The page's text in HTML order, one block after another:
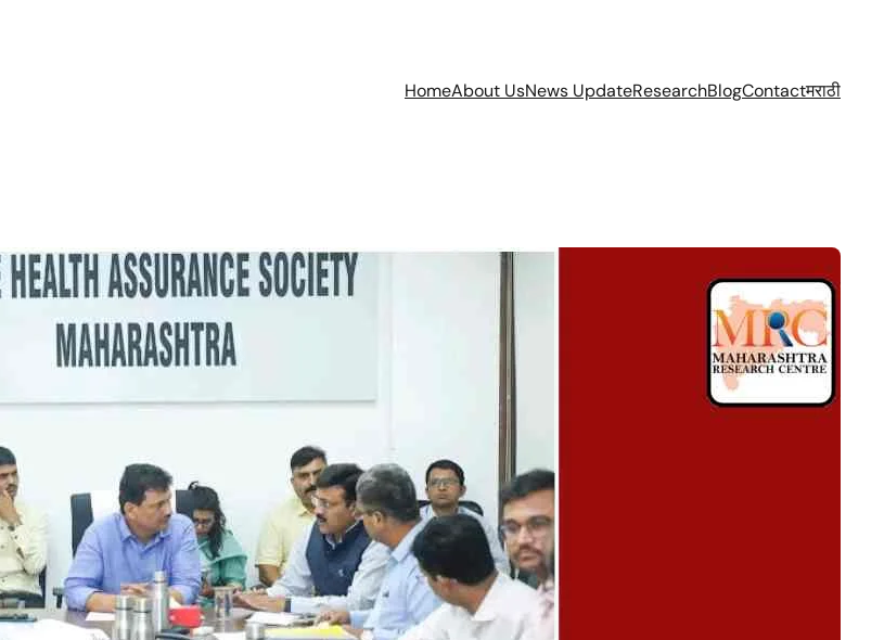
HomeAbout UsNews UpdateResearchBlogContactमराठी